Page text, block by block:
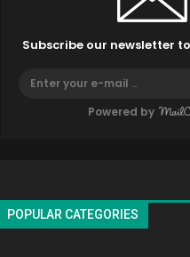
Subscribe our newsletter
Powered by
POPULAR CATEGORIES